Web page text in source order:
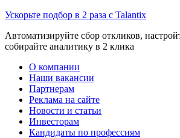
Ускорьте подбор в 2 раза с Talantix
Автоматизируйте сбор откликов,
собирайте аналитику в 2 клика
О компании
Наши вакансии
Партнерам
Реклама на сайте
Новости и статьи
Инвесторам
Кандидаты по профессиям